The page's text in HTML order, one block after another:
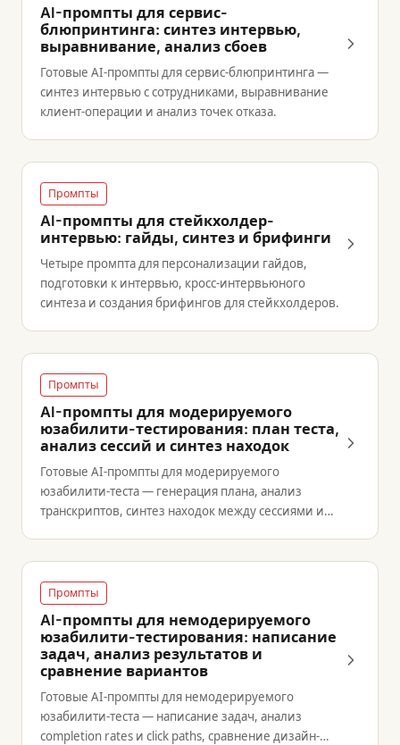
AI-промпты для сервис-
блюпринтинга: синтез интервью,
выравнивание, анализ сбоев
Готовые AI-промпты для сервис-блюпринтинга —
синтез интервью с сотрудниками, выравнивание
клиент-операции и анализ точек отказа.
Промпты
AI-промпты для стейкхолдер-
интервью: гайды, синтез и брифинги
Четыре промпта для персонализации гайдов,
подготовки к интервью, кросс-интервьюного
синтеза и создания брифингов для стейкхолдеров.
Промпты
AI-промпты для модерируемого
юзабилити-тестирования: план теста,
анализ сессий и синтез находок
Готовые AI-промпты для модерируемого
юзабилити-теста — генерация плана, анализ
транскриптов, синтез находок между сессиями и
Промпты
AI-промпты для немодерируемого
юзабилити-тестирования: написание
задач, анализ результатов и
сравнение вариантов
Готовые AI-промпты для немодерируемого
юзабилити-теста — написание задач, анализ
completion rates и click paths, сравнение дизайн-